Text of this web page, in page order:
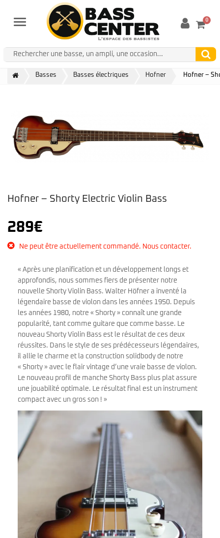
Menu 0
Basses Basses électriques Hofner Hofner –
Hofner – Shorty Electric Violin Bass
289€
Ne peut être actuellement commandé. Nous contacter.
« Après une planification et un développement longs et
approfondis, nous sommes fiers de présenter notre
nouvelle Shorty Violin Bass. Walter Höfner a inventé la
légendaire basse de violon dans les années 1950. Depuis
les années 1980, notre « Shorty » connaît une grande
popularité, tant comme guitare que comme basse. Le
nouveau Shorty Violin Bass est le résultat de ces deux
réussites. Dans le style de ses prédécesseurs légendaires,
il allie le charme et la construction solidbody de notre
« Shorty » avec le flair vintage d’une vraie basse de violon.
Le nouveau profil de manche Shorty Bass plus plat assure
une jouabilité optimale. Le résultat final est un instrument
compact avec un gros son ! »